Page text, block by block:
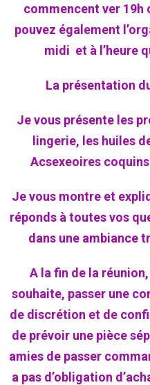
commencent ver 19h
pouvez également
midi et à l’heure
La présentation
Je vous présente les
lingerie, les huiles
Acsexeoires
Je vous montre et
réponds à toutes vos
dans une ambiance
A la fin de la
souhaite, passer une
de discrétion et de
de prévoir une pièce
amies de passer
a pas d’obligation